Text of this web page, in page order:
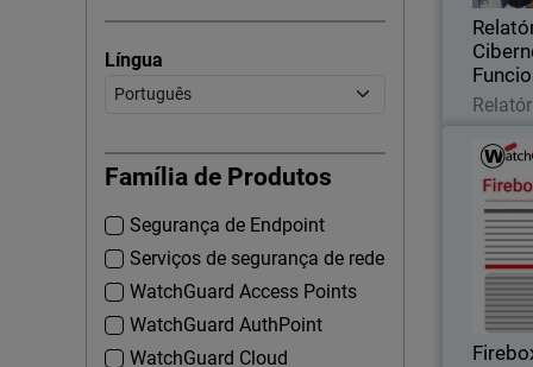
Língua
Família de Produtos
Segurança de Endpoint
Serviços de segurança de rede
WatchGuard Access Points
WatchGuard AuthPoint
WatchGuard Cloud
que